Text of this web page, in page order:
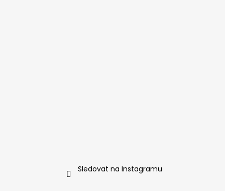
Sledovat na Instagramu